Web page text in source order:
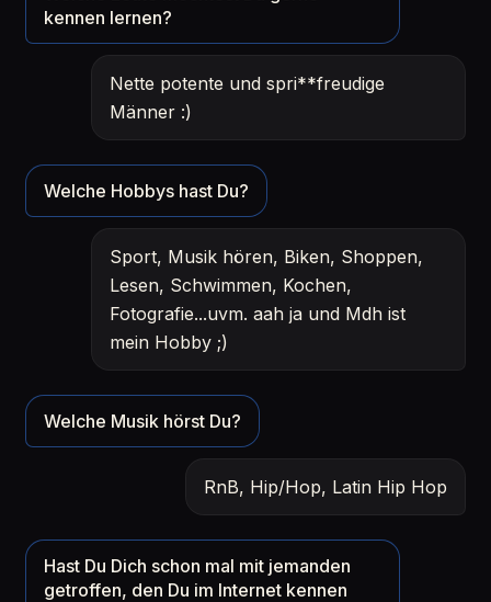
kennen lernen?
Nette potente und spri**freudige
Männer :)
Welche Hobbys hast Du?
Sport, Musik hören, Biken, Shoppen,
Lesen, Schwimmen, Kochen,
Fotografie...uvm. aah ja und Mdh ist
mein Hobby ;)
Welche Musik hörst Du?
RnB, Hip/Hop, Latin Hip Hop
Hast Du Dich schon mal mit jemanden
getroffen, den Du im Internet kennen